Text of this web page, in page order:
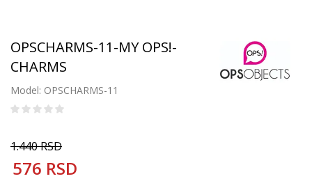
OPSCHARMS-11-MY OPS!-
CHARMS
Model: OPSCHARMS-11
1.440RSD
576 RSD